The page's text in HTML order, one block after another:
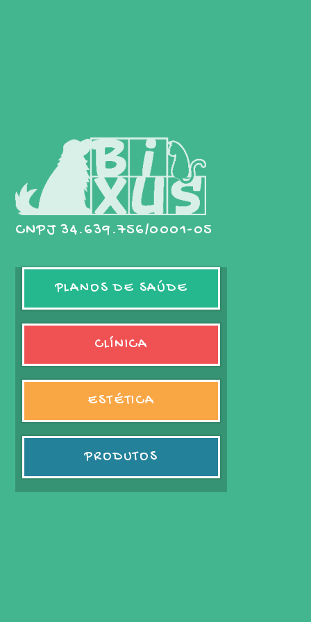
CNPJ 34.639.756/0001-05
PLANOS DE SAÚDE
CLÍNICA
ESTÉTICA
PRODUTOS